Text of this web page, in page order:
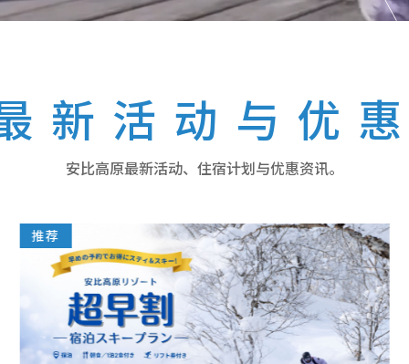
新活动与优
安比高原最新活动、住宿计划与优惠资讯。
推荐